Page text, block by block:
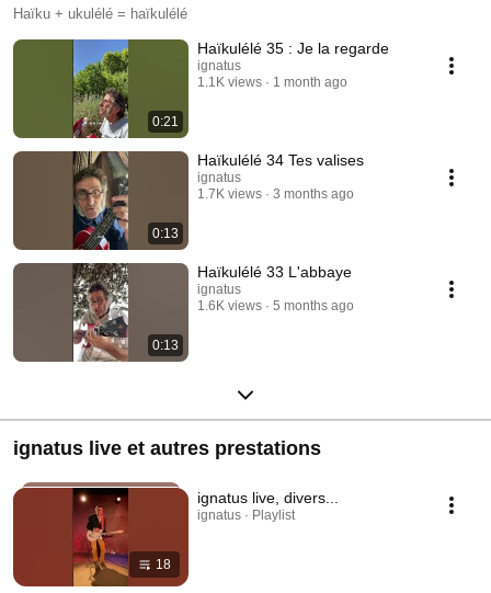
Haïku + ukulélé = haïkulélé
0:21
Haïkulélé 35 : Je la regarde
ignatus
1.1K views
1 month ago
0:13
Haïkulélé 34 Tes valises
ignatus
1.7K views
3 months ago
0:13
Haïkulélé 33 L'abbaye
ignatus
1.6K views
5 months ago
ignatus live et autres prestations
18
ignatus live, divers...
ignatus · Playlist